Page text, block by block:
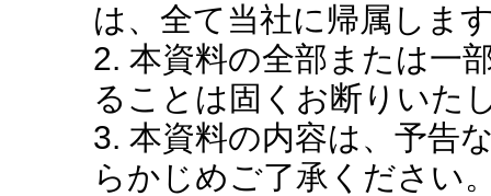
は、全て当社に帰属しま
2. 本資料の全部または一
ることは固くお断りいた
3. 本資料の内容は、予告
らかじめご了承ください